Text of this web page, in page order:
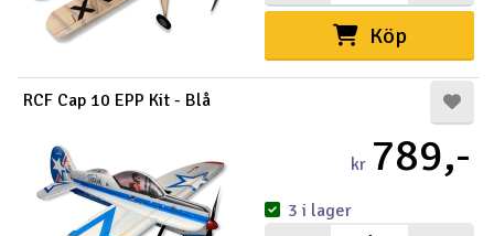
Köp
RCF Cap 10 EPP Kit - Blå
kr 789,-
3 i lager